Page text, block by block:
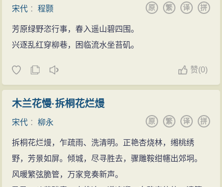
宋代 ：程颢 拼
译
繁
原
芳原绿野恣行事，春入遥山碧四围。
兴逐乱红穿柳巷，困临流水坐苔矶。
赞(0)
木兰花慢·拆桐花烂熳
宋代 ：柳永 拼
译
繁
原
拆桐花烂熳，乍疏雨、洗清明。正艳杏烧林，缃桃绣
野，芳景如屏。倾城，尽寻胜去，骤雕鞍绀幰出郊坰。
风暖繁弦脆管，万家竞奏新声。